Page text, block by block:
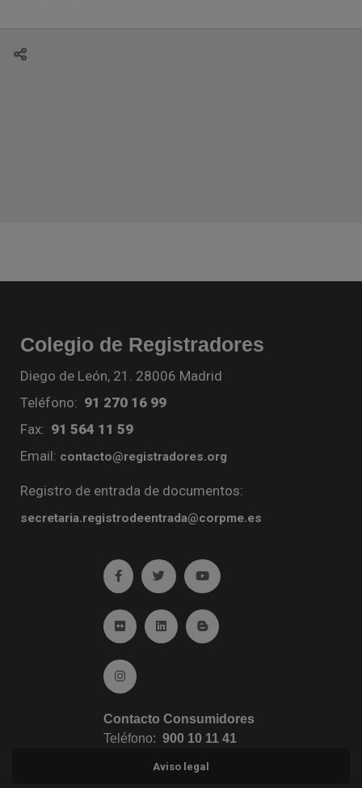
Colegio de Registradores
Diego de León, 21. 28006 Madrid
Teléfono: 91 270 16 99
Fax: 91 564 11 59
Email: contacto@registradores.org
Registro de entrada de documentos:
secretaria.registrodeentrada@corpme.es
Ir a facebook (abre en ventana nueva)
Ir a twitter (abre en ventana nueva)
Ir a YouTube (abre en
Ir a Flickr (abre en ventana nueva)
Ir a Linkedin (abre en ventana nueva)
Ir al Blog (abre en ventana
Ir a Instagram (abre en ventana nueva)
Contacto Consumidores
Teléfono: 900 10 11 41
Aviso legal